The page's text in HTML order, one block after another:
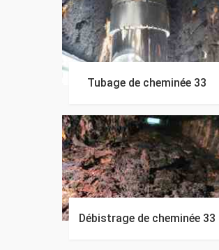
Tubage de cheminée 33
Débistrage de cheminée 33